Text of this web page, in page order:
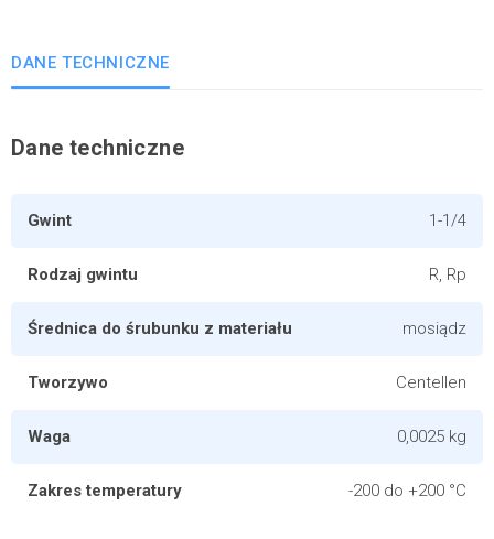
DANE TECHNICZNE
Dane techniczne
Gwint 1-1/4
Rodzaj gwintu R, Rp
Średnica do śrubunku z materiału mosiądz
Tworzywo Centellen
Waga 0,0025 kg
Zakres temperatury -200 do +200 °C